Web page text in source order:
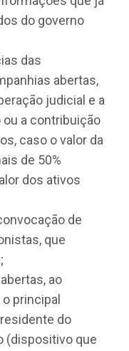
do governo
das
abertas,
judicial e a
ou a contribuição
caso o valor da
de 50%
dos ativos
de
que
ao
principal
do
(dispositivo que